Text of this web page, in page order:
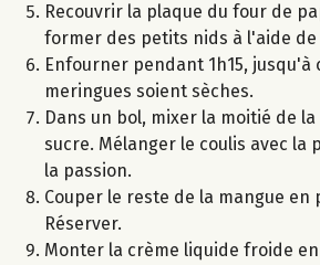
Recouvrir la plaque du four de
former des petits nids à l'aide de
Enfourner pendant 1h15, jusqu'à
meringues soient sèches.
Dans un bol, mixer la moitié de
sucre. Mélanger le coulis avec la
la passion.
Couper le reste de la mangue en
Réserver.
Monter la crème liquide froide